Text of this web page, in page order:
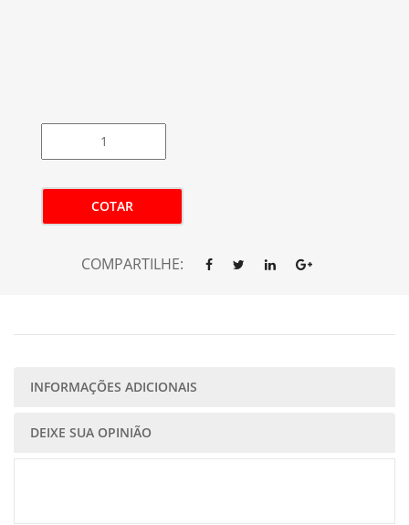
COTAR
COMPARTILHE:
INFORMAÇÕES ADICIONAIS
DEIXE SUA OPINIÃO